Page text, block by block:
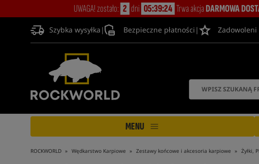
UWAGA! zostało: 2 dni 05:39:23 Trwa akcjaDARMOWA
Szybka wysyłka | Bezpieczne płatności | Zadowoleni
MENU
ROCKWORLD Wędkarstwo Karpiowe Zestawy końcowe i akcesoria karpiowe Żyłki,